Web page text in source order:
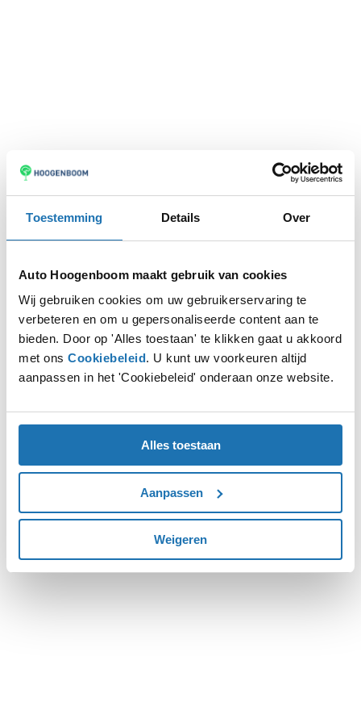
Toestemming Details Over
Auto Hoogenboom maakt gebruik van cookies
Wij gebruiken cookies om uw gebruikerservaring te
verbeteren en om u gepersonaliseerde content aan te
bieden. Door op 'Alles toestaan' te klikken gaat u akkoord
met ons Cookiebeleid. U kunt uw voorkeuren altijd
aanpassen in het 'Cookiebeleid' onderaan onze website.
Alles toestaan
Aanpassen
Weigeren
Application error: aclient-side exception has occurred while
loadingwww.autohoogenboom.nl (see the browser console
more information).